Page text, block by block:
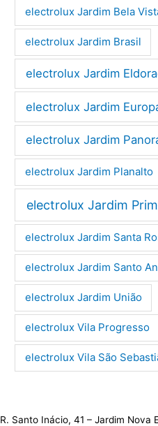
electrolux Jardim Bela
electrolux Jardim Brasil
electrolux Jardim
electrolux Jardim
electrolux Jardim
electrolux Jardim Planalto
electrolux Jardim
electrolux Jardim Santa
electrolux Jardim Santo
electrolux Jardim União
electrolux Vila Progresso
electrolux Vila São
R. Santo Inácio, 41 – Jardim Nova